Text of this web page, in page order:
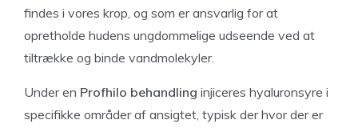
findes i vores krop, og som er ansvarlig for at
opretholde hudens ungdommelige udseende ved at
tiltrække og binde vandmolekyler.
Under en Profhilo behandling injiceres hyaluronsyre i
specifikke områder af ansigtet, typisk der hvor der er